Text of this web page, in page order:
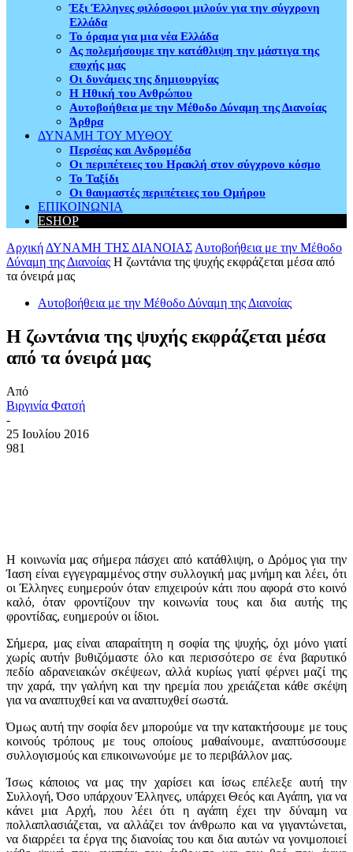
Έξι Έλληνες φιλόσοφοι μιλούν για την σύγχρονη
Ελλάδα
Το όραμα για μια νέα Ελλάδα
Ας πολεμήσουμε την κατάθλιψη την μάστιγα της
εποχής μας
Οι δυνάμεις της δημιουργίας
Η Ηθική του Ανθρώπου
Αυτοβοήθεια με την Μέθοδο Δύναμη της Διανοίας
Άρθρα
ΔΥΝΑΜΗ ΤΟΥ ΜΥΘΟΥ
Περσέας και Ανδρομέδα
Οι περιπέτειες του Ηρακλή στον σύγχρονο κόσμο
Το Ταξίδι
Οι θαυμαστές περιπέτειες του Ομήρου
ΕΠΙΚΟΙΝΩΝΙΑ
ESHOP
Αρχική ΔΥΝΑΜΗ ΤΗΣ ΔΙΑΝΟΙΑΣ Αυτοβοήθεια με την Μέθοδο
Δύναμη της Διανοίας Η ζωντάνια της ψυχής εκφράζεται μέσα από
τα όνειρά μας
Αυτοβοήθεια με την Μέθοδο Δύναμη της Διανοίας
Η ζωντάνια της ψυχής εκφράζεται μέσα
από τα όνειρά μας
Από
Βιργινία Φατσή
-
25 Ιουλίου 2016
981
Η κοινωνία μας σήμερα πάσχει από κατάθλιψη, ο Δρόμος για την
Ίαση είναι εγγεγραμμένος στην συλλογική μας μνήμη και λέει, ότι
οι Έλληνες ευημερούν όταν επιχειρούν κάτι που αφορά στο κοινό
καλό, όταν φροντίζουν την κοινωνία τους και δια αυτής της
φροντίδας, ευημερούν οι ίδιοι.
Σήμερα, μας είναι απαραίτητη η σοφία της ψυχής, όχι μόνο γιατί
χωρίς αυτήν βυθιζόμαστε όλο και περισσότερο σε ένα βαρυτικό
πεδίο αδρανειακών σκέψεων, αλλά κυρίως γιατί φέρνει μαζί της
την χαρά, την γαλήνη και την ηρεμία που χρειάζεται κάθε σκέψη
για να αναπτυχθεί και να αναπτυχθεί σωστά.
Όμως αυτή την σοφία δεν μπορούμε να την κατακτήσουμε με τους
κοινούς τρόπους με τους οποίους μαθαίνουμε, αναπτύσσουμε
συλλογισμούς και επικοινωνούμε με το περιβάλλον μας.
Ίσως κάποιος να μας την χαρίσει και ίσως επέλεξε αυτή την
Συλλογή, Όσο υπάρχουν Έλληνες, υπάρχει Θεός και Αγάπη, για να
κάνει μια Αρχή, που λέει ότι η αγάπη έχει την δύναμη να
πολλαπλασιάζεται, να αλλάζει τον άνθρωπο και να γιγαντώνεται,
να διαρρέει τα έργα της διανοίας του και δια αυτών να γονιμοποιεί